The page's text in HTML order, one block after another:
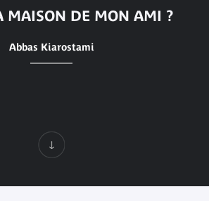
MAISON DE MON AMI ?
Abbas Kiarostami